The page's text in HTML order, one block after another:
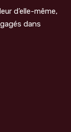
d’elle-même,
dans